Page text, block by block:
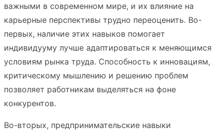
важными в современном мире, и их влияние на
карьерные перспективы трудно переоценить. Во-
первых, наличие этих навыков помогает
индивидууму лучше адаптироваться к меняющимся
условиям рынка труда. Способность к инновациям,
критическому мышлению и решению проблем
позволяет работникам выделяться на фоне
конкурентов.
Во-вторых, предпринимательские навыки